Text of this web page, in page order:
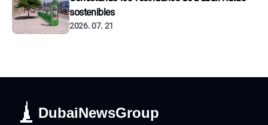
sostenibles
2026. 07. 21
DubaiNewsGroup